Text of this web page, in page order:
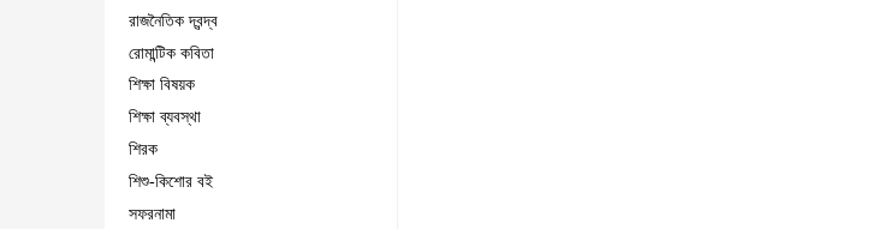
রাজনৈতিক দ্বন্দ্ব
রোমান্টিক কবিতা
শিক্ষা বিষয়ক
শিক্ষা ব্যবস্থা
শিরক
শিশু-কিশোর বই
সফরনামা